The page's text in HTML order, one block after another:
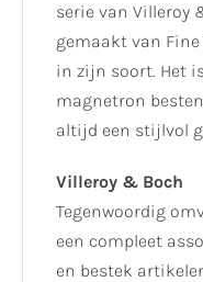
serie van Villeroy
gemaakt van
in zijn soort. Het
magnetron
altijd een stijlvol
Villeroy & Boch
Tegenwoordig
een compleet
en bestek